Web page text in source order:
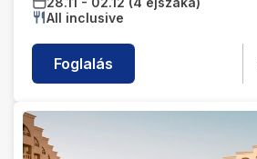
All inclusive
Foglalás